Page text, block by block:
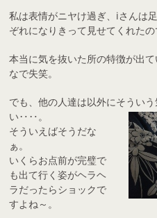
私は表情がニヤけ過ぎ、iさんは
ぞれになりきって見せてくれたの
本当に気を抜いた所の特徴が出
なで失笑。
でも、他の人達は以外にそうい
い‥‥。
そういえばそうだな
ぁ。
いくらお点前が完璧で
も出て行く姿がヘラヘ
ラだったらショックで
すよね～。